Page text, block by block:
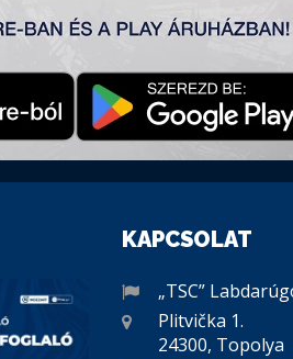
KAPCSOLAT
„TSC”
Plitvička 1.
24300, Topolya